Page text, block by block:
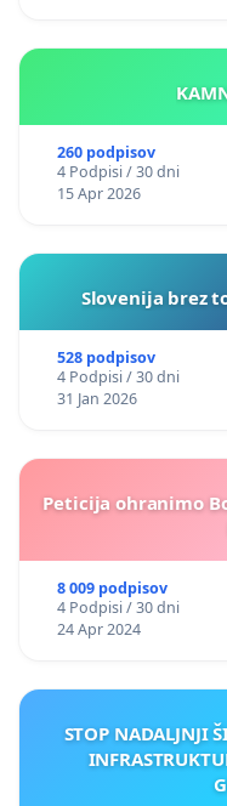
260 podpisov
4 Podpisi / 30 dni
15 Apr 2026
Slovenija brez
528 podpisov
4 Podpisi / 30 dni
31 Jan 2026
Peticija ohranimo
8 009 podpisov
4 Podpisi / 30 dni
24 Apr 2024
STOP NADALJNJI